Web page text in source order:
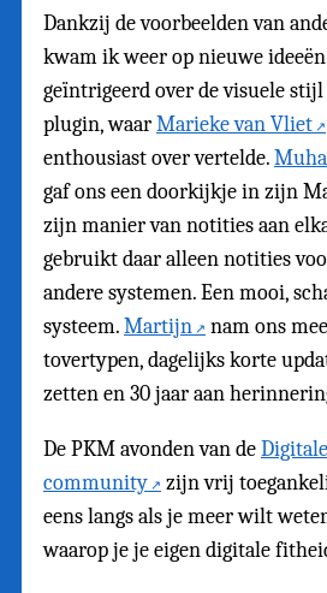
Dankzij de voorbeelden van
kwam ik weer op nieuwe
geïntrigeerd over de visuele
plugin, waarMarieke van Vliet
enthousiast over vertelde.
gaf ons een doorkijkje in zijn
zijn manier van notities aan
gebruikt daar alleen notities
andere systemen. Een mooi,
systeem.Martijn
nam ons
tovertypen, dagelijks korte
zetten en 30 jaar aan
De PKM avonden van de
community
zijn vrij
eens langs als je meer wilt
waarop je je eigen digitale